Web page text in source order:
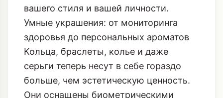
вашего стиля и вашей личности.
Умные украшения: от мониторинга
здоровья до персональных ароматов
Кольца, браслеты, колье и даже
серьги теперь несут в себе гораздо
больше, чем эстетическую ценность.
Они оснащены биометрическими